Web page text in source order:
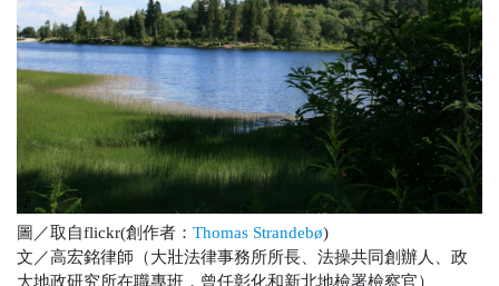
圖／取自flickr(創作者： Thomas Strandebø)
文／高宏銘律師（大壯法律事務所所長、法操共同創辦人、 政
大地政研究所在職專班 ，曾任彰化和新北地檢署檢察官）